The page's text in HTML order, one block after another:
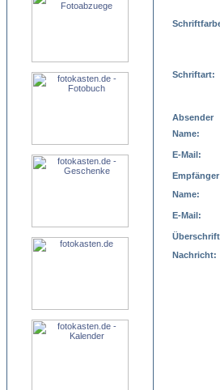
Schriftart:
Absender
Name:
E-Mail:
Empfänger
Name:
E-Mail:
Nachricht: